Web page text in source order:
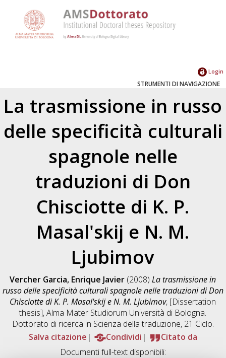
Login
STRUMENTI DI NAVIGAZIONE
La trasmissione in russo
delle specificità culturali
spagnole nelle
traduzioni di Don
Chisciotte di K. P.
Masal'skij e N. M.
Ljubimov
Vercher Garcia, Enrique Javier (2008)La trasmissione in
russo delle specificità culturali spagnole nelle traduzioni di Don
Chisciotte di K. P. Masal'skij e N. M. Ljubimov, [Dissertation
thesis], Alma Mater Studiorum Università di Bologna.
Dottorato di ricerca in Scienza della traduzione, 21 Ciclo.
Salva citazione
Condividi
Citato da
Documenti full-text disponibili: